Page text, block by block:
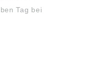
Tag bei